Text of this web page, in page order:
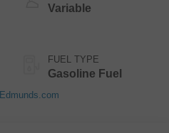
Variable
FUEL TYPE
Gasoline Fuel
Edmunds.com